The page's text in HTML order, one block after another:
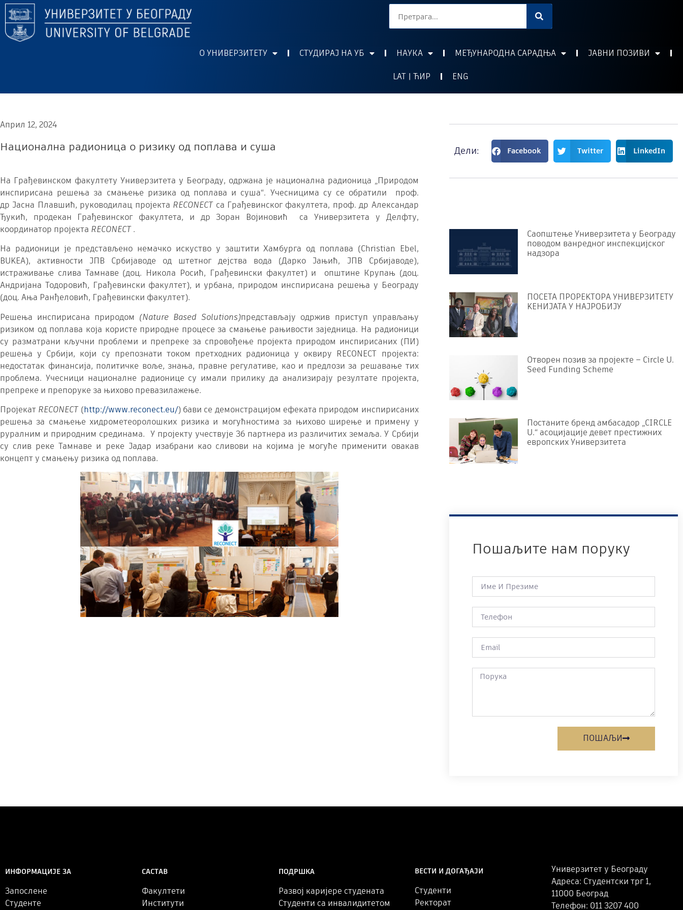
О УНИВЕРЗИТЕТУ СТУДИРАЈ НА УБ НАУКА МЕЂУНАРОДНА САРАДЊА
ЈАВНИ ПОЗИВИ
LAT | ЋИР
ENG
Април 12, 2024
Национална радионица о ризику од поплава и суша
На Грађевинском факултету Универзитета у Београду, одржана је национална радионица „Природом
инспирисана решења за смањење ризика од поплава и суша“. Учесницима су се обратили проф.
др Јасна Плавшић, руководилац пројекта RECONECTса Грађевинског факултета, проф. др Александар
Ђукић, продекан Грађевинског факултета, и др Зоран Војиновић са Универзитета у Делфту,
координатор пројекта RECONECT.
На радионици је представљено немачко искуство у заштити Хамбурга од поплава (Christian Ebel,
BUKEA), активности ЈПВ Србијаводе од штетног дејства вода (Дарко Јањић, ЈПВ Србијаводе),
истраживање слива Тамнаве (доц. Никола Росић, Грађевински факултет) и општине Крупањ (доц.
Андријана Тодоровић, Грађевински факултет), и урбана, природом инспирисана решења у Београду
(доц. Ања Ранђеловић, Грађевински факултет).
Рeшења инспирисана природом (Nature Based Solutions)представљају одржив приступ управљању
ризиком од поплава која користе природне процесе за смањење рањивости заједница. На радионици
су разматрани кључни проблеми и препреке за спровођење пројекта природом инспирисаних (ПИ)
решења у Србији, који су препознати током претходних радионица у оквиру RECONECT пројекта:
недостатак финансија, политичке воље, знања, правне регулативе, као и предлози за решавање тих
проблема. Учесници националне радионице су имали прилику да анализирају резултате пројекта,
препреке и препоруке за њихово превазилажење.
Пројекат RECONECT(http://www.reconect.eu/) бави се демонстрацијом ефеката природом инспирисаних
решења за смањење хидрометеоролошких ризика и могућностима за њихово ширење и примену у
руралним и природним срединама. У пројекту учествује 36 партнера из различитих земаља. У Србији
су слив реке Тамнаве и реке Јадар изабрани као сливови на којима је могуће применити овакав
концепт у смањењу ризика од поплава.
Дели: Facebook Twitter LinkedIn
Саопштење Универзитета у Београду
поводом ванредног инспекцијског
надзора
ПОСЕТА ПРОРЕKТОРА УНИВЕРЗИТЕТУ
KЕНИЈАТА У НАЈРОБИЈУ
Отворен позив за пројекте – Circle U.
Seed Funding Scheme
Постаните бренд амбасадор „CIRCLE
U.“ асоцијације девет престижних
европских Универзитета
Пошаљите нам поруку
ПОШАЉИ
ИНФОРМАЦИЈЕ ЗА
Запослене
Студенте
САСТАВ
Факултети
Институти
ПОДРШКА
Развој каријере студената
Студенти са инвалидитетом
ВЕСТИ И ДОГАЂАЈИ
Студенти
Ректорат
Универзитет у Београду
Адреса: Студентски трг 1,
11000 Београд
Телефон: 011 3207 400